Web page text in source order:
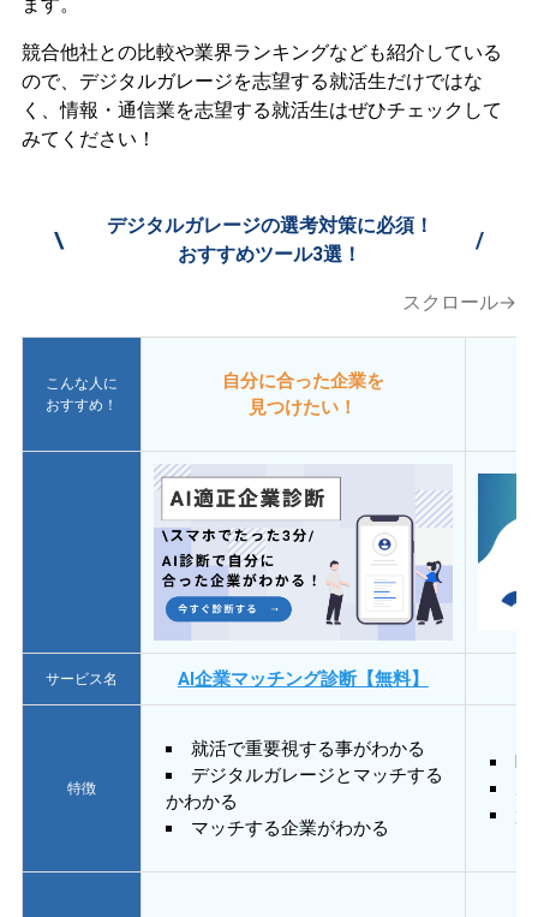
競合他社との比較や業界ランキングなども紹介している
ので、デジタルガレージを志望する就活生だけではな
く、情報・通信業を志望する就活生はぜひチェックして
みてください！
\
デジタルガレージの選考対策に必須！
おすすめツール3選！
/
スクロール→
こんな人に
おすすめ！
自分に合った企業を
見つけたい！
サービス名 AI企業マッチング診断【無料】
特徴
就活で重要視する事がわかる
デジタルガレージとマッチする
かわかる
マッチする企業がわかる
質